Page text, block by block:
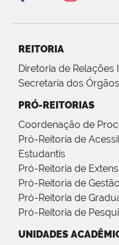
REITORIA
Diretoria de Relações
Secretaria dos
PRÓ-REITORIAS
Coordenação de
Pró-Reitoria de
Estudantis
Pró-Reitoria de
Pró-Reitoria de
Pró-Reitoria de
Pró-Reitoria de
UNIDADES